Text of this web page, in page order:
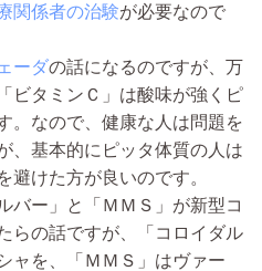
関係者の治験が必要なので
ーダの話になるのですが、万
ビタミンＣ」は酸味が強くピ
。なので、健康な人は問題を
、基本的にピッタ体質の人は
避けた方が良いのです。
ー」と「ＭＭＳ」が新型コ
らの話ですが、「コロイダル
ャを、「ＭＭＳ」はヴァー